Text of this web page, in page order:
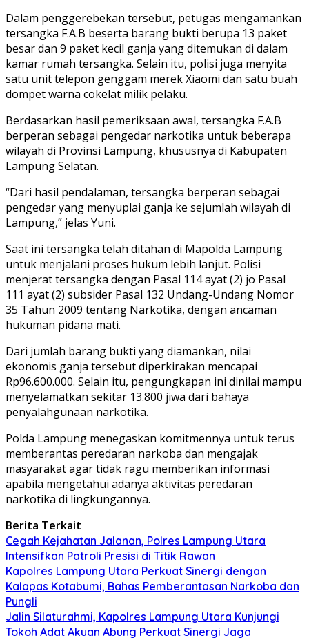
Dalam penggerebekan tersebut, petugas mengamankan
tersangka F.A.B beserta barang bukti berupa 13 paket
besar dan 9 paket kecil ganja yang ditemukan di dalam
kamar rumah tersangka. Selain itu, polisi juga menyita
satu unit telepon genggam merek Xiaomi dan satu buah
dompet warna cokelat milik pelaku.
Berdasarkan hasil pemeriksaan awal, tersangka F.A.B
berperan sebagai pengedar narkotika untuk beberapa
wilayah di Provinsi Lampung, khususnya di Kabupaten
Lampung Selatan.
“Dari hasil pendalaman, tersangka berperan sebagai
pengedar yang menyuplai ganja ke sejumlah wilayah di
Lampung,” jelas Yuni.
Saat ini tersangka telah ditahan di Mapolda Lampung
untuk menjalani proses hukum lebih lanjut. Polisi
menjerat tersangka dengan Pasal 114 ayat (2) jo Pasal
111 ayat (2) subsider Pasal 132 Undang-Undang Nomor
35 Tahun 2009 tentang Narkotika, dengan ancaman
hukuman pidana mati.
Dari jumlah barang bukti yang diamankan, nilai
ekonomis ganja tersebut diperkirakan mencapai
Rp96.600.000. Selain itu, pengungkapan ini dinilai mampu
menyelamatkan sekitar 13.800 jiwa dari bahaya
penyalahgunaan narkotika.
Polda Lampung menegaskan komitmennya untuk terus
memberantas peredaran narkoba dan mengajak
masyarakat agar tidak ragu memberikan informasi
apabila mengetahui adanya aktivitas peredaran
narkotika di lingkungannya.
Berita Terkait
Cegah Kejahatan Jalanan, Polres Lampung Utara
Intensifkan Patroli Presisi di Titik Rawan
Kapolres Lampung Utara Perkuat Sinergi dengan
Kalapas Kotabumi, Bahas Pemberantasan Narkoba dan
Pungli
Jalin Silaturahmi, Kapolres Lampung Utara Kunjungi
Tokoh Adat Akuan Abung Perkuat Sinergi Jaga